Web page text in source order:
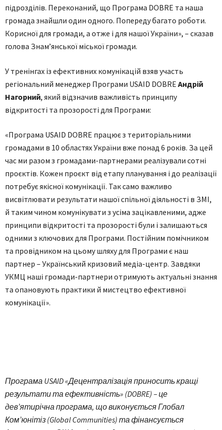
підрозділів. Переконаний, що Програма DOBRE та наша
громада знайшли один одного. Попереду багато роботи.
Корисної для громади, а отже і для нашої України», – сказав
голова Знам’янської міської громади.
У тренінгах із ефективних комунікацій взяв участь
регіональний менеджер Програми USAID DOBRE Андрій
Нагорний, який відзначив важливість принципу
відкритості та прозорості для Програми:
«Програма USAID DOBRE працює з територіальними
громадами в 10 областях України вже понад 6 років. За цей
час ми разом з громадами-партнерами реалізували сотні
проєктів. Кожен проєкт від етапу планування і до реалізації
потребує якісної комунікації. Так само важливо
висвітлювати результати нашої спільної діяльності в ЗМІ,
й таким чином комунікувати з усіма зацікавленими, адже
принципи відкритості та прозорості були і залишаються
одними з ключових для Програми. Постійним помічником
та провідником на цьому шляху для Програми є наш
партнер – Український кризовий медіа-центр. Завдяки
УКМЦ наші громади-партнери отримують актуальні знання
та опановують практики й мистецтво ефективної
комунікації».
Програма USAID «Децентралізація приносить кращі
результати та ефективність» (DOBRE) – це
дев’ятирічна програма, що виконується Глобал
Ком’юнітіз (Global Communities) та фінансується